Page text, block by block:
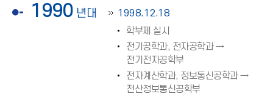
1990 년대
1998.12.18
학부제 실시
전기공학과, 전자공학과 →
전기전자공학부
전자계산학과, 정보통신공학과 →
전산정보통신공학부